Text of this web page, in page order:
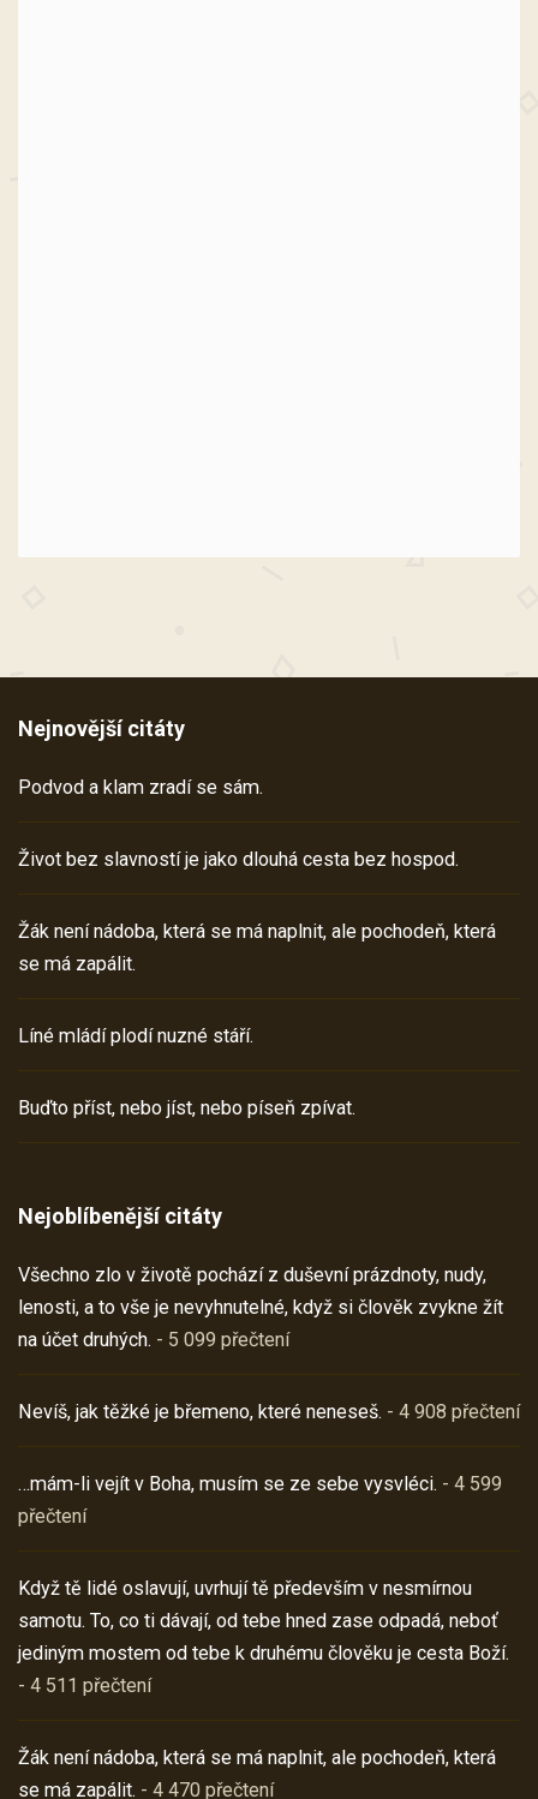
Nejnovější citáty
Podvod a klam zradí se sám.
Život bez slavností je jako dlouhá cesta bez hospod.
Žák není nádoba, která se má naplnit, ale pochodeň, která
se má zapálit.
Líné mládí plodí nuzné stáří.
Buďto příst, nebo jíst, nebo píseň zpívat.
Nejoblíbenější citáty
Všechno zlo v životě pochází z duševní prázdnoty, nudy,
lenosti, a to vše je nevyhnutelné, když si člověk zvykne žít
na účet druhých. - 5 099 přečtení
Nevíš, jak těžké je břemeno, které neneseš. - 4 908 přečtení
…mám-li vejít v Boha, musím se ze sebe vysvléci. - 4 599
přečtení
Když tě lidé oslavují, uvrhují tě především v nesmírnou
samotu. To, co ti dávají, od tebe hned zase odpadá, neboť
jediným mostem od tebe k druhému člověku je cesta Boží.
- 4 511 přečtení
Žák není nádoba, která se má naplnit, ale pochodeň, která
se má zapálit. - 4 470 přečtení